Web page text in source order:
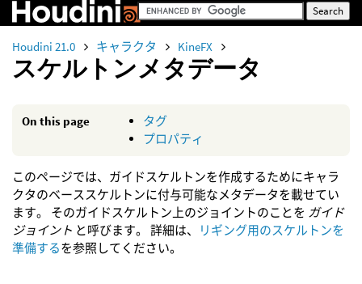
Houdini 21.0 キャラクタ KineFX
スケルトンメタデータ
On this page
タグ
プロパティ
このページでは、ガイドスケルトンを作成するためにキャラ
クタのベーススケルトンに付与可能なメタデータを載せてい
ます。 そのガイドスケルトン上のジョイントのことを ガイド
ジョイント と呼びます。 詳細は、
リギング用のスケルトンを
準備するを参照してください。